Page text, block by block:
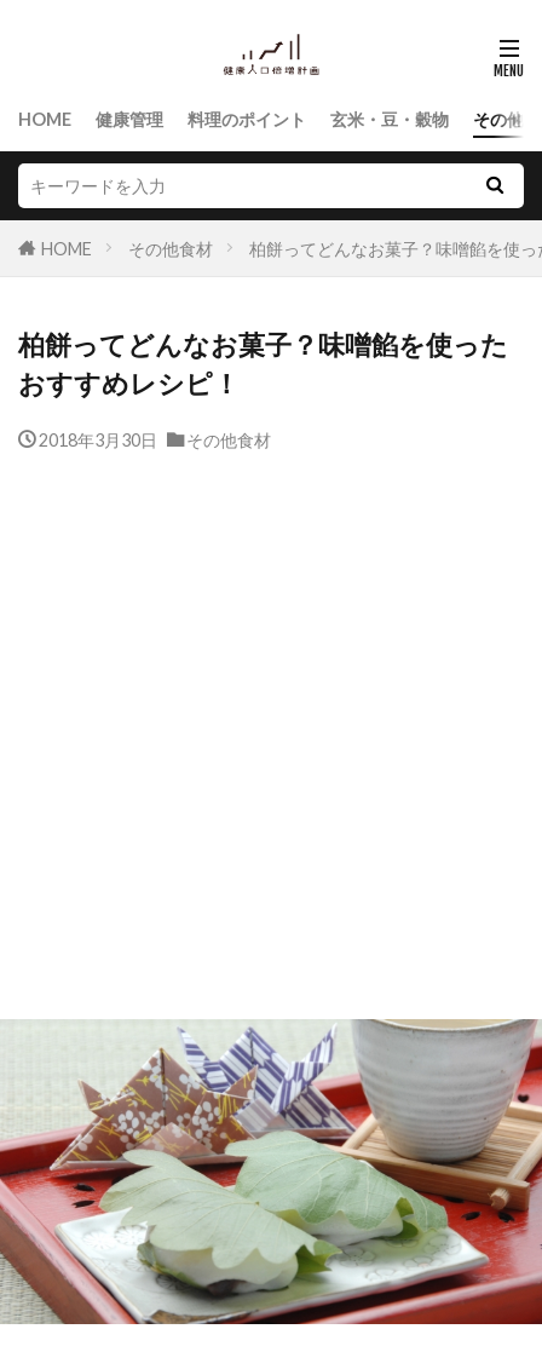
HOME 健康管理 料理のポイント 玄米・豆・穀物 その他
HOME その他食材 柏餅ってどんなお菓子？味噌餡を使
柏餅ってどんなお菓子？味噌餡を使った
おすすめレシピ！
2018年3月30日 その他食材